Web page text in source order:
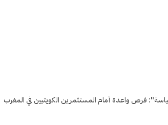
فرص واعدة أمام المستثمرين الكويتيين في المغرب